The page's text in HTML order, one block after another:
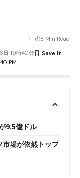
PM
日 19時40分
8 Min Read
9.5億ドル
市場が依然トップ